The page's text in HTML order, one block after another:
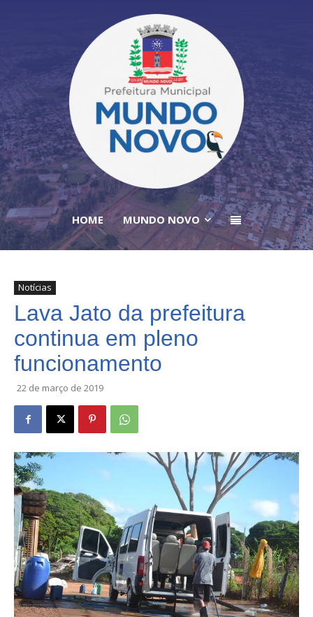
HOME MUNDO NOVO
Notícias
Lava Jato da prefeitura
continua em pleno
funcionamento
22 de março de 2019